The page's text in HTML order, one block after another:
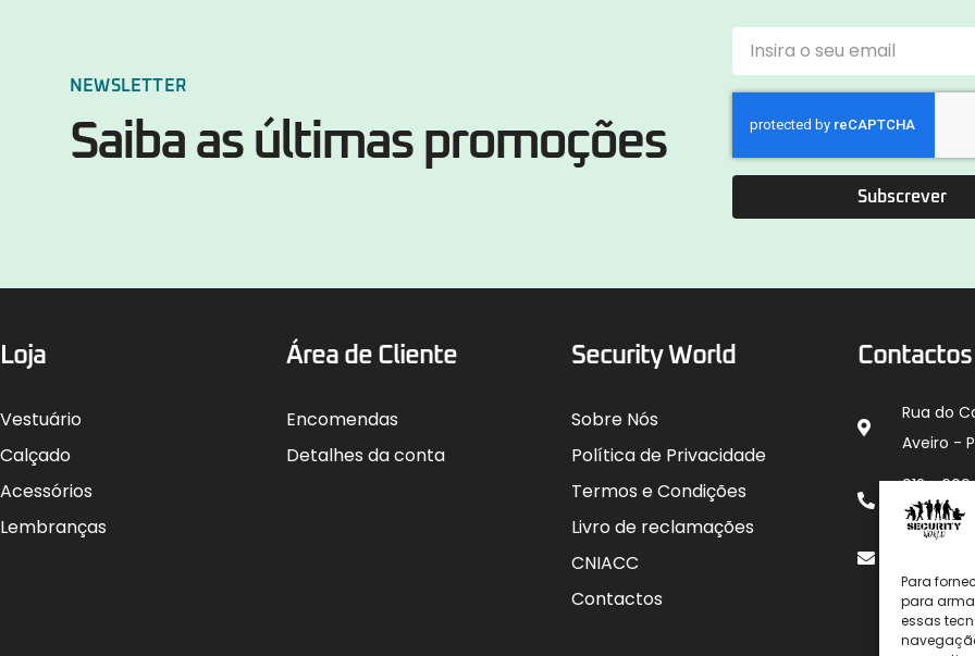
Para
para
essas
NEWSLETTER
Saiba as últimas promoções
Subscrever
Loja
Vestuário
Calçado
Acessórios
Lembranças
Área de Cliente
Encomendas
Detalhes da conta
Security World
Sobre Nós
Política de Privacidade
Termos e Condições
Livro de reclamações
CNIACC
Contactos
Contactos
Rua do
Aveiro -
912
para